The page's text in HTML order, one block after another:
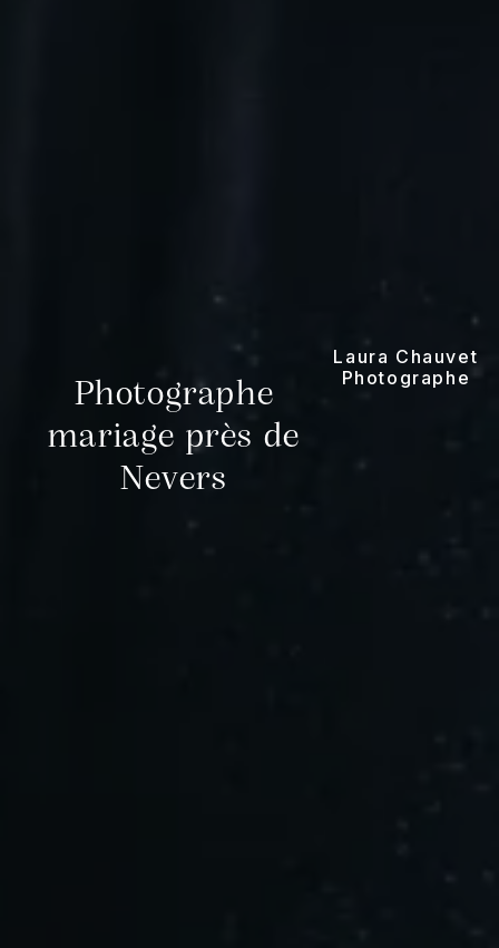
Photographe
mariage près de
Nevers
Laura Chauvet
Photographe